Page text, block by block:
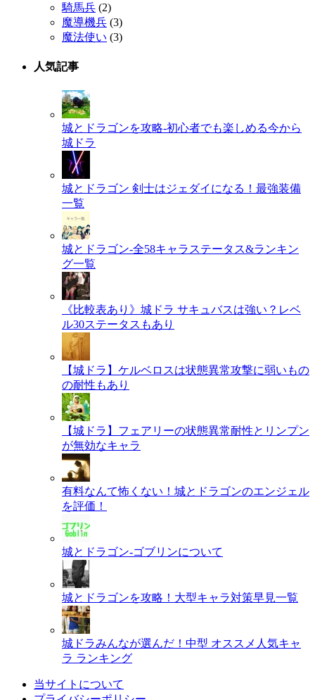
騎馬兵 (2)
魔導機兵 (3)
魔法使い (3)
人気記事
城とドラゴンを攻略-初心者でも楽しめる今から
城ドラ
城とドラゴン 剣士はジェダイになる！最強装備
一覧
城とドラゴン-全58キャラステータス&ランキン
グ一覧
《比較表あり》城ドラ サキュバスは強い？レベ
ル30ステータスもあり
【城ドラ】ケルベロスは状態異常攻撃に弱いもの
の耐性もあり
【城ドラ】フェアリーの状態異常耐性とリンプン
が無効なキャラ
有料なんて怖くない！城とドラゴンのエンジェル
を評価！
城とドラゴン-ゴブリンについて
城とドラゴンを攻略！大型キャラ対策早見一覧
城ドラみんなが選んだ！中型 オススメ人気キャ
ラ ランキング
当サイトについて